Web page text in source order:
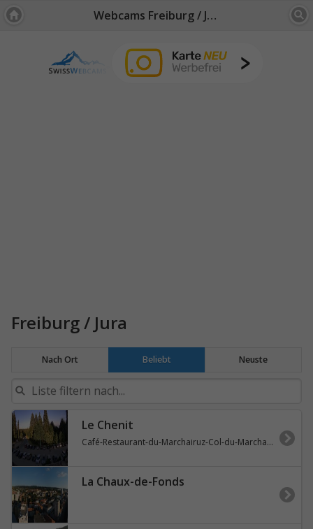
Webcams Freiburg / Jura
Freiburg / Jura
Nach Ort Beliebt Neuste
Le Chenit
Café-Restaurant-du-Marchairuz-Col-du-Marchairuz
La Chaux-de-Fonds